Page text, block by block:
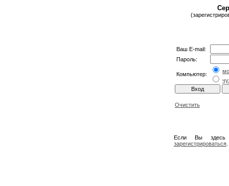
Ваш E-mail:
Пароль:
Компьютер:
Очистить
Если Вы
зарегистрироваться